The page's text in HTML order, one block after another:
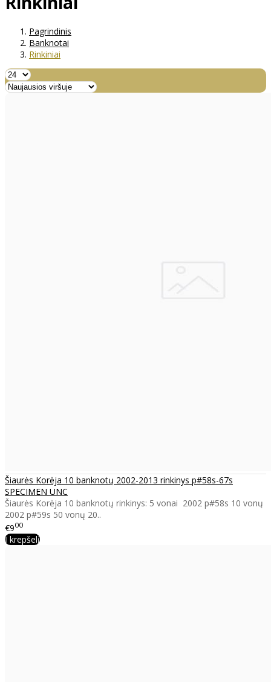
Pagrindinis
Banknotai
Rinkiniai
Šiaurės Korėja 10 banknotų 2002-2013 rinkinys p#58s-67s
SPECIMEN UNC
Šiaurės Korėja 10 banknotų rinkinys: 5 vonai 2002 p#58s 10 vonų
2002 p#59s 50 vonų 20..
€900
Į krepšelį